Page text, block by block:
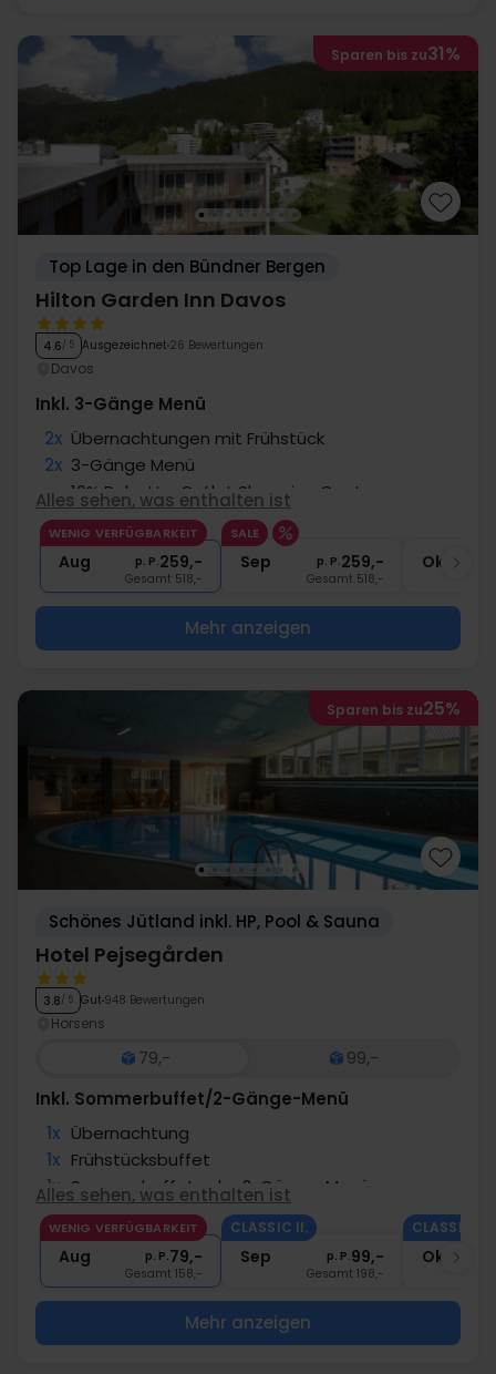
Sparen bis zu31%
Top Lage in den Bündner Bergen
Hilton Garden Inn Davos
4.6/ 5 Ausgezeichnet 26 Bewertungen
Davos
Inkl. 3-Gänge Menü
2x Übernachtungen mit Frühstück
2x 3-Gänge Menü
∞ 10% Rabatt - Outlet Shopping Center
∞ Gratis Nutzung Spabereich & Fitness
∞ Gratis Internet und Parken
Alles sehen, was enthalten ist
WENIG VERFÜGBARKEIT
Aug p. P.259,-
Gesamt 518,-
SALE
Sep p. P.259,-
Gesamt 518,-
Okt
Mehr anzeigen
Sparen bis zu25%
Schönes Jütland inkl. HP, Pool & Sauna
Hotel Pejsegården
3.8/ 5 Gut 948 Bewertungen
Horsens
79,-
99,-
Inkl. Sommerbuffet/2-Gänge-Menü
1x Übernachtung
1x Frühstücksbuffet
1x Sommerbuffet oder 2-Gänge-Menü
∞ Kaffee­­ rund um die Uhr
∞ Gratis Parken und Internet
Alles sehen, was enthalten ist
WENIG VERFÜGBARKEIT
Aug p. P.79,-
Gesamt 158,-
CLASSIC II.
Sep p. P.99,-
Gesamt 198,-
CLASSIC II.
Okt
Mehr anzeigen